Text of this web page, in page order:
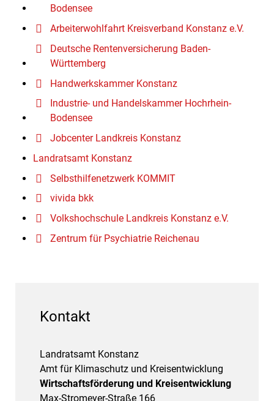
Bodensee
Arbeiterwohlfahrt Kreisverband Konstanz e.V.
Deutsche Rentenversicherung Baden-
Württemberg
Handwerkskammer Konstanz
Industrie- und Handelskammer Hochrhein-
Bodensee
Jobcenter Landkreis Konstanz
Landratsamt Konstanz
Selbsthilfenetzwerk KOMMIT
vivida bkk
Volkshochschule Landkreis Konstanz e.V.
Zentrum für Psychiatrie Reichenau
Kontakt
Landratsamt Konstanz
Amt für Klimaschutz und Kreisentwicklung
Wirtschaftsförderung und Kreisentwicklung
Max-Stromeyer-Straße 166